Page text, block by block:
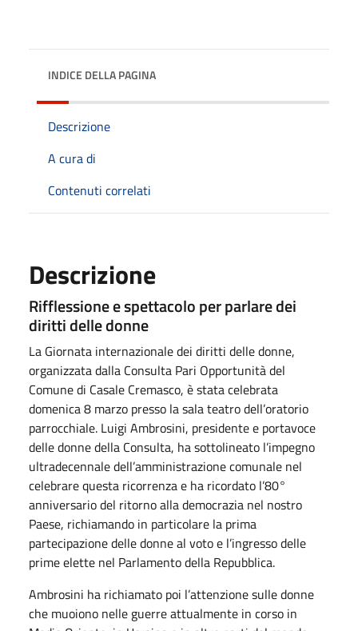
INDICE DELLA PAGINA
Descrizione
A cura di
Contenuti correlati
Descrizione
Rifflessione e spettacolo per parlare dei
diritti delle donne
La Giornata internazionale dei diritti delle donne,
organizzata dalla Consulta Pari Opportunità del
Comune di Casale Cremasco, è stata celebrata
domenica 8 marzo presso la sala teatro dell’oratorio
parrocchiale. Luigi Ambrosini, presidente e portavoce
delle donne della Consulta, ha sottolineato l’impegno
ultradecennale dell’amministrazione comunale nel
celebrare questa ricorrenza e ha ricordato l’80°
anniversario del ritorno alla democrazia nel nostro
Paese, richiamando in particolare la prima
partecipazione delle donne al voto e l’ingresso delle
prime elette nel Parlamento della Repubblica.
Ambrosini ha richiamato poi l’attenzione sulle donne
che muoiono nelle guerre attualmente in corso in